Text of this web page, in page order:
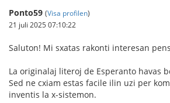
Ponto59 (Visa profilen)
21 juli 2025 07:10:22
Saluton! Mi sxatas rakonti interesan
La originalaj literoj de Esperanto havas
Sed ne cxiam estas facile ilin uzi per
inventis la x-sistemon.